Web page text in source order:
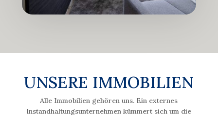
UNSERE IMMOBILIEN
Alle Immobilien gehören uns. Ein externes
Instandhaltungsunternehmen kümmert sich um die